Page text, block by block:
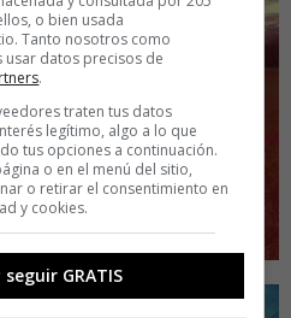
o bien usada
Tanto nosotros como
datos precisos de
.
traten tus datos
legítimo, algo a lo que
tus opciones a continuación.
o en el menú del sitio,
o retirar el consentimiento en
y cookies.
GRATIS